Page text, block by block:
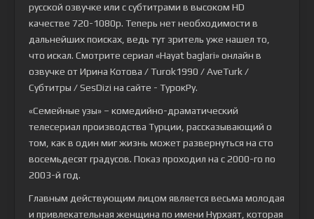
русской озвучке или с субтитрами в высоком HD
качестве 720-1080p. Теперь нет необходимости в
дальнейших поисках, ведь тут зритель уже нашел то,
что искал. Смотрите сериал «Hayat baglari» онлайн в
озвучке от Ирина Котова / Turok1990 / AveTurk /
Субтитры / SesDizi на сайте - ТурокРу.
«Семейные узы» – комедийно-драматический
телесериал производства Турции, рассказывающий о
том, как в один миг жизнь может развернуться на сто
восемьдесят градусов. Показ проходил на с 2000-го по
2003-й год.
Главным действующим лицом является весьма молодая
и привлекательная женщина по имени Нурхаят, которая